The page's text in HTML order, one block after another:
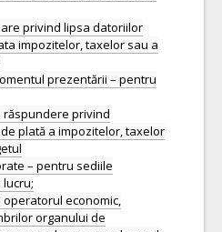
privind lipsa datoriilor
impozitelor, taxelor sau a
prezentării – pentru
răspundere privind
plată a impozitelor, taxelor
– pentru sediile
economic,
organului de